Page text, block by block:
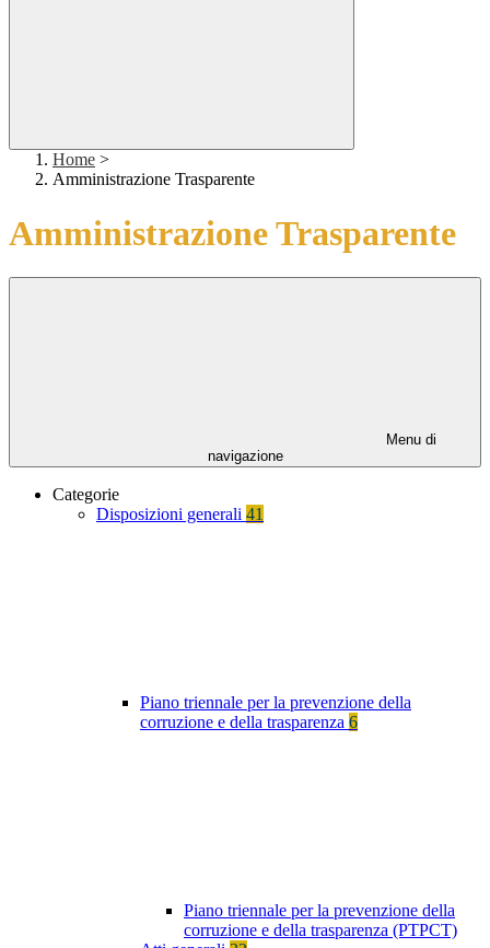
Home >
Amministrazione Trasparente
Amministrazione Trasparente
Menu di
navigazione
Categorie
Disposizioni generali 41
Piano triennale per la prevenzione della
corruzione e della trasparenza 6
Piano triennale per la prevenzione della
corruzione e della trasparenza (PTPCT)